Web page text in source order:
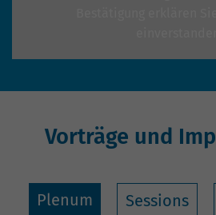
Vorträge und
Plenum Sessions